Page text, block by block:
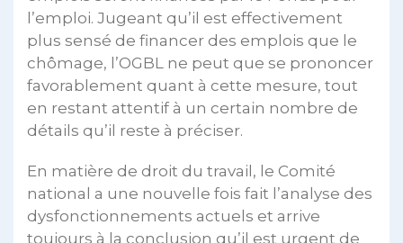
l’emploi. Jugeant qu’il est effectivement
plus sensé de financer des emplois que le
chômage, l’OGBL ne peut que se prononcer
favorablement quant à cette mesure, tout
en restant attentif à un certain nombre de
détails qu’il reste à préciser.
En matière de droit du travail, le Comité
national a une nouvelle fois fait l’analyse des
dysfonctionnements actuels et arrive
toujours à la conclusion qu’il est urgent de